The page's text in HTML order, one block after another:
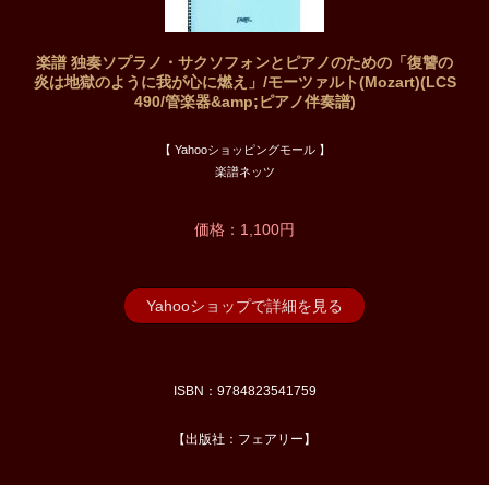
楽譜 独奏ソプラノ・サクソフォンとピアノのための「復讐の
炎は地獄のように我が心に燃え」/モーツァルト(Mozart)(LCS
490/管楽器&amp;ピアノ伴奏譜)
【 Yahooショッピングモール 】
楽譜ネッツ
価格：1,100円
Yahooショップで詳細を見る
ISBN：9784823541759
【出版社：フェアリー】